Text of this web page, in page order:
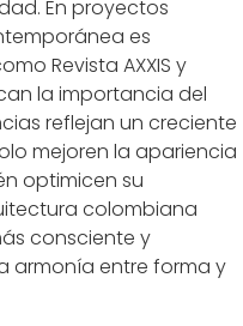
En proyectos
es
Revista AXXIS y
la importancia del
reflejan un creciente
mejoren la apariencia
optimicen su
colombiana
consciente y
armonía entre forma y